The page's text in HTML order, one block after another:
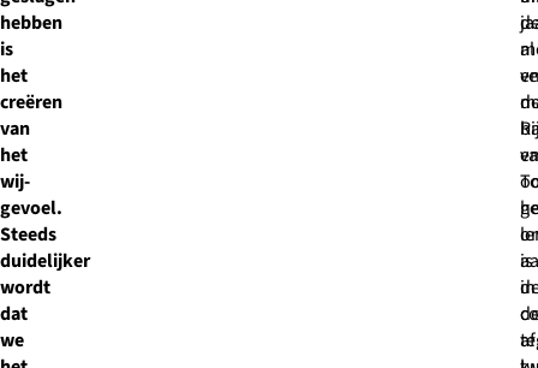
hebben
is
het
creëren
van
het
wij-
gevoel.
Steeds
duidelijker
wordt
dat
we
te
al
is
in